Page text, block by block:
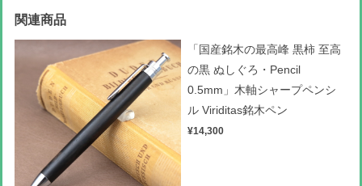
関連商品
「国産銘木の最高峰 黒柿 至高
の黒 ぬしぐろ・Pencil
0.5mm」木軸シャープペンシ
ル Viriditas銘木ペン
¥14,300